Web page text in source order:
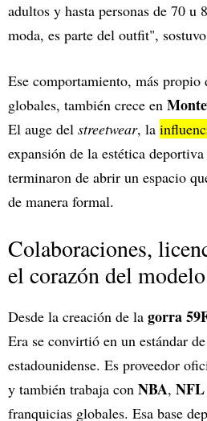
adultos y hasta personas de 70 u
moda, es parte del outfit",
Ese comportamiento, más propio
globales, también crece en
El auge del streetwear, la
expansión de la estética
terminaron de abrir un espacio
de manera formal.
Colaboraciones,
el corazón del
Desde la creación de la gorra
Era se convirtió en un estándar
estadounidense. Es proveedor
y también trabaja con NBA, NFL
franquicias globales. Esa base